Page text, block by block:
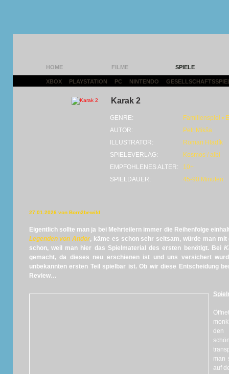
HOME FILME SPIELE
XBOX PLAYSTATION PC NINTENDO
Karak 2
GENRE:
Familienspiel •
AUTOR:
Petr Mikša
ILLUSTRATOR:
Roman Hladík
SPIELEVERLAG:
Kosmos / albi
EMPFOHLENES ALTER:
10+
SPIELDAUER:
45-90 Minuten
27.01.2026 von Born2bewild
Eigentlich sollte man ja bei Mehrteilern immer die Reihenfolge
Legenden von Andor, käme es schon sehr seltsam, würde man mit
schon, weil man hier das Spielmaterial des ersten benötigt. Bei
gemacht, da dieses neu erschienen ist und uns versichert
unbekannten ersten Teil spielbar ist. Ob wir diese Entscheidung
Review…
den
man
auf